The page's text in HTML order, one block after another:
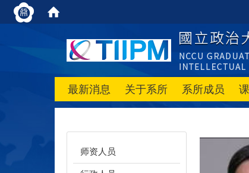
最新消息 关于系所 系所成员
师资人员